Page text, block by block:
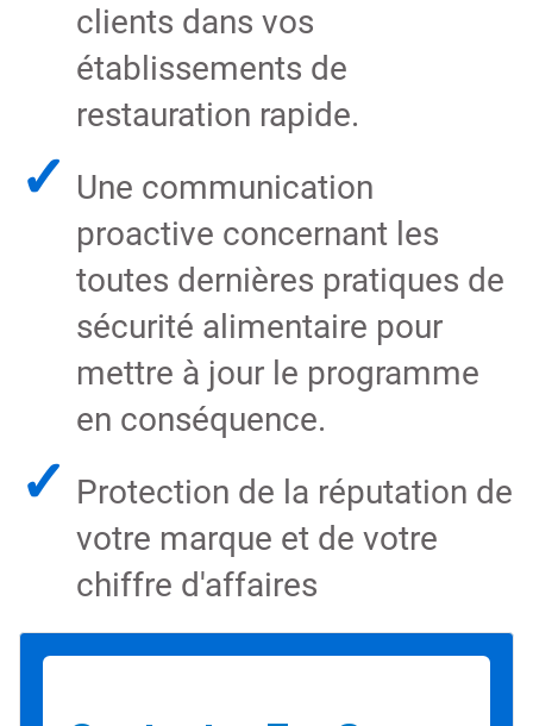
clients dans vos
établissements de
restauration rapide.
✓ Une communication
proactive concernant les
toutes dernières pratiques de
sécurité alimentaire pour
mettre à jour le programme
en conséquence.
✓ Protection de la réputation de
votre marque et de votre
chiffre d'affaires